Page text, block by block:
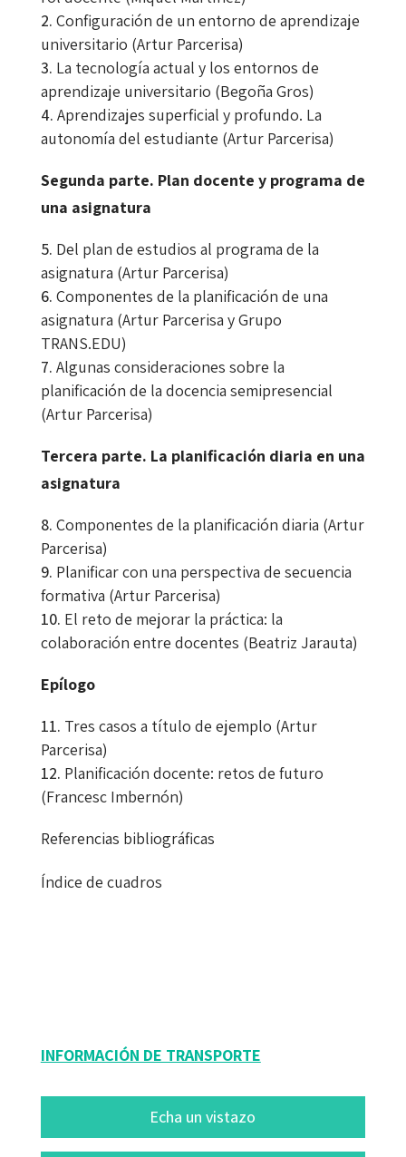
Configuración de un entorno de aprendizaje
universitario (Artur Parcerisa)
La tecnología actual y los entornos de
aprendizaje universitario (Begoña Gros)
Aprendizajes superficial y profundo. La
autonomía del estudiante (Artur Parcerisa)
Segunda parte. Plan docente y programa de
una asignatura
Del plan de estudios al programa de la
asignatura (Artur Parcerisa)
Componentes de la planificación de una
asignatura (Artur Parcerisa y Grupo
TRANS.EDU)
Algunas consideraciones sobre la
planificación de la docencia semipresencial
(Artur Parcerisa)
Tercera parte. La planificación diaria en una
asignatura
Componentes de la planificación diaria (Artur
Parcerisa)
Planificar con una perspectiva de secuencia
formativa (Artur Parcerisa)
El reto de mejorar la práctica: la
colaboración entre docentes (Beatriz Jarauta)
Epílogo
Tres casos a título de ejemplo (Artur
Parcerisa)
Planificación docente: retos de futuro
(Francesc Imbernón)
Referencias bibliográficas
Índice de cuadros
INFORMACIÓN DE TRANSPORTE
Echa un vistazo